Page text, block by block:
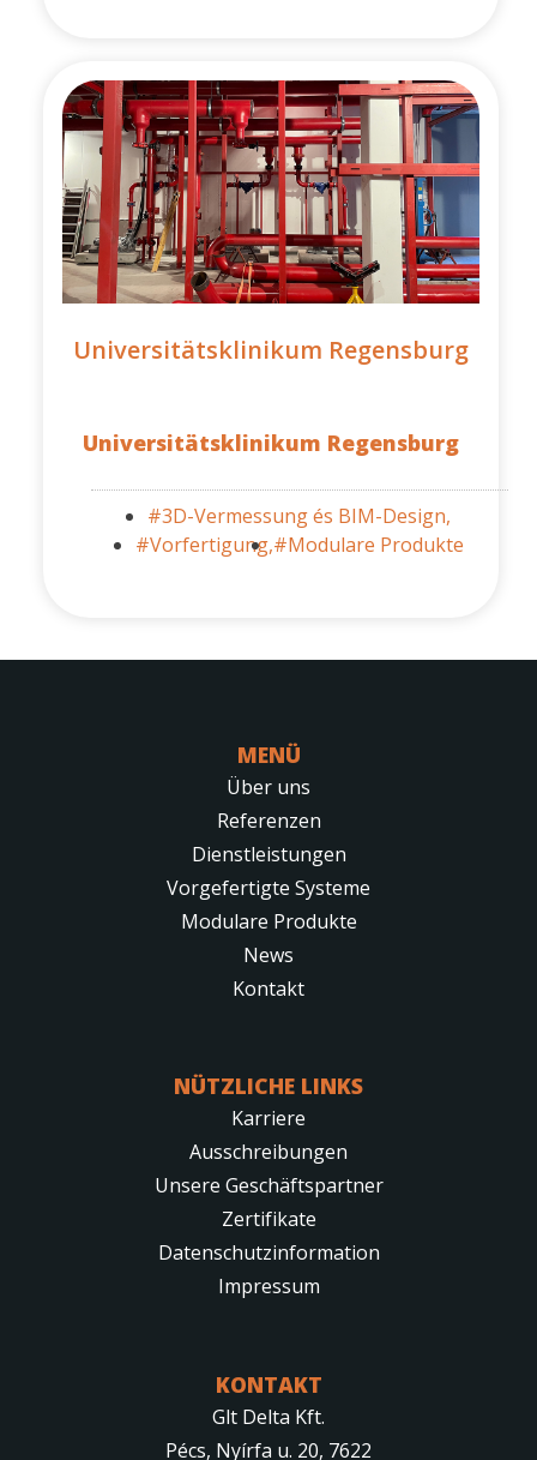
Universitätsklinikum Regensburg
Universitätsklinikum Regensburg
#3D-Vermessung és BIM-Design,
#Vorfertigung,#Modulare Produkte
MENÜ
Über uns
Referenzen
Dienstleistungen
Vorgefertigte Systeme
Modulare Produkte
News
Kontakt
NÜTZLICHE LINKS
Karriere
Ausschreibungen
Unsere Geschäftspartner
Zertifikate
Datenschutzinformation
Impressum
KONTAKT
Glt Delta Kft.
Pécs, Nyírfa u. 20, 7622